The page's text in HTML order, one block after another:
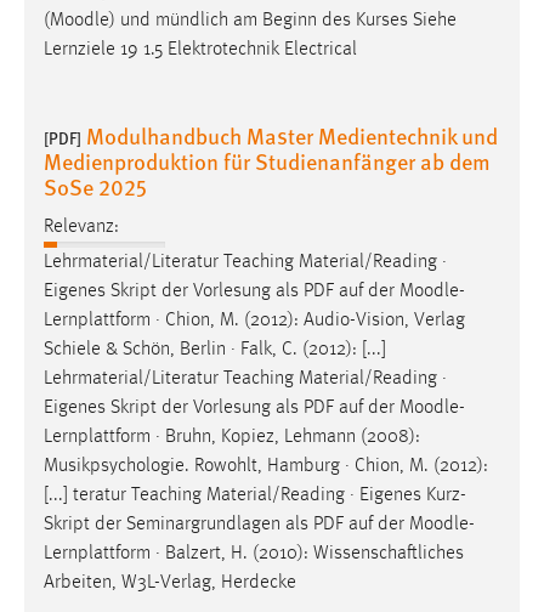
(Moodle) und mündlich am Beginn des Kurses Siehe
Lernziele 19 1.5 Elektrotechnik Electrical
[PDF] Modulhandbuch Master Medientechnik und
Medienproduktion für Studienanfänger ab dem
SoSe 2025
Relevanz:
Lehrmaterial/Literatur Teaching Material/Reading ·
Eigenes Skript der Vorlesung als PDF auf der Moodle-
Lernplattform · Chion, M. (2012): Audio-Vision, Verlag
Schiele & Schön, Berlin · Falk, C. (2012): [...]
Lehrmaterial/Literatur Teaching Material/Reading ·
Eigenes Skript der Vorlesung als PDF auf der Moodle-
Lernplattform · Bruhn, Kopiez, Lehmann (2008):
Musikpsychologie. Rowohlt, Hamburg · Chion, M. (2012):
[...] teratur Teaching Material/Reading · Eigenes Kurz-
Skript der Seminargrundlagen als PDF auf der Moodle-
Lernplattform · Balzert, H. (2010): Wissenschaftliches
Arbeiten, W3L-Verlag, Herdecke